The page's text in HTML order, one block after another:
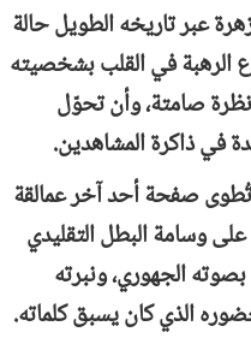
عبر تاريخه الطويل حالة
الرهبة في القلب بشخصيته
صامتة، وأن تحوّل
في ذاكرة المشاهدين.
تُطوى صفحة أحد آخر عمالقة
على وسامة البطل التقليدي
الجهوري، ونبرته
الذي كان يسبق كلماته.